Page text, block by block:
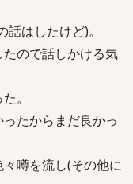
はしたけど)。
ので話しかける気
。
たからまだ良かっ
噂を流し(その他に